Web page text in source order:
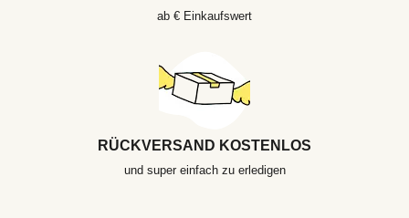
ab € Einkaufswert
RÜCKVERSAND KOSTENLOS
und super einfach zu erledigen